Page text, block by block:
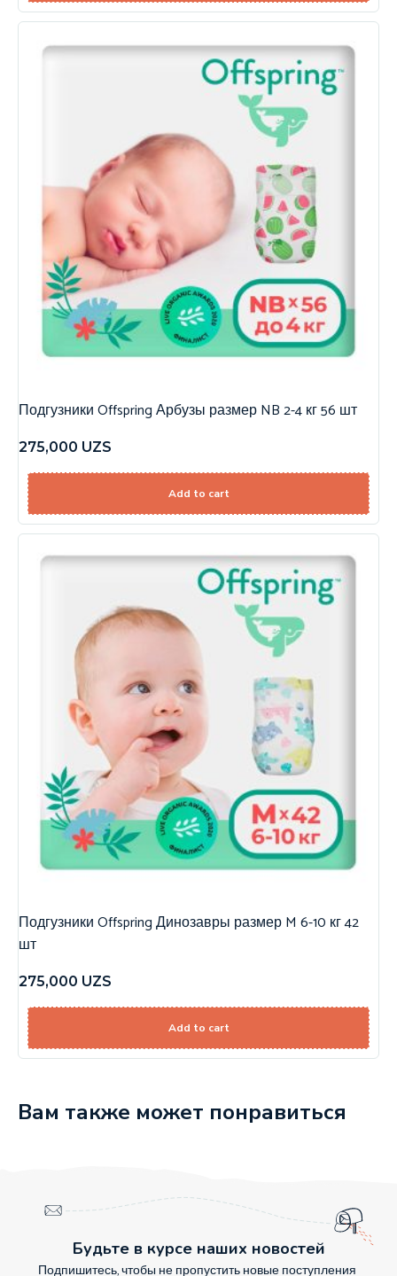
Подгузники Offspring Арбузы размер NB 2-4 кг 56 шт
275,000 UZS
Add to cart
Подгузники Offspring Динозавры размер M 6-10 кг 42
шт
275,000 UZS
Add to cart
Вам также может понравиться
Будьте в курсе наших новостей
Подпишитесь, чтобы не пропустить новые поступления